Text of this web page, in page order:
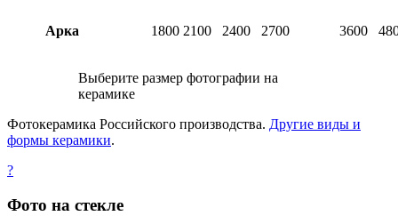
Арка 1800 2100 2400 2700 3600
Выберите размер фотографии на
керамике
Фотокерамика Российского производства. Другие виды и
формы керамики.
?
Фото на стекле